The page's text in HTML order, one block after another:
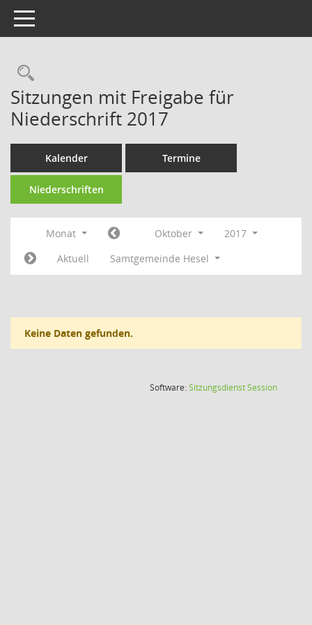
Toggle navigation
Rechercheauswahl
Sitzungen mit Freigabe für
Niederschrift 2017
Kalender Termine
Niederschriften
Monat Oktober
2017
Aktuell
Samtgemeinde Hesel
Keine Daten gefunden.
Software:SitzungsdienstSession(Wird in